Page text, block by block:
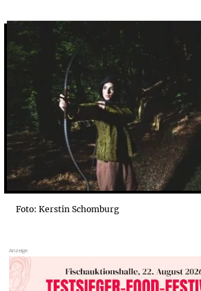
Foto: Kerstin Schomburg